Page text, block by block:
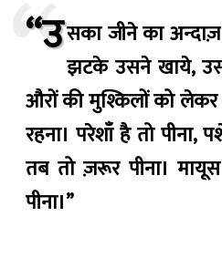
“उसका जीने का
झटके उसने खाये,
औरों की मुश्किलों को लेकर
रहना। परेशाँ है तो पीना,
तब तो ज़रूर पीना।
पीना।”